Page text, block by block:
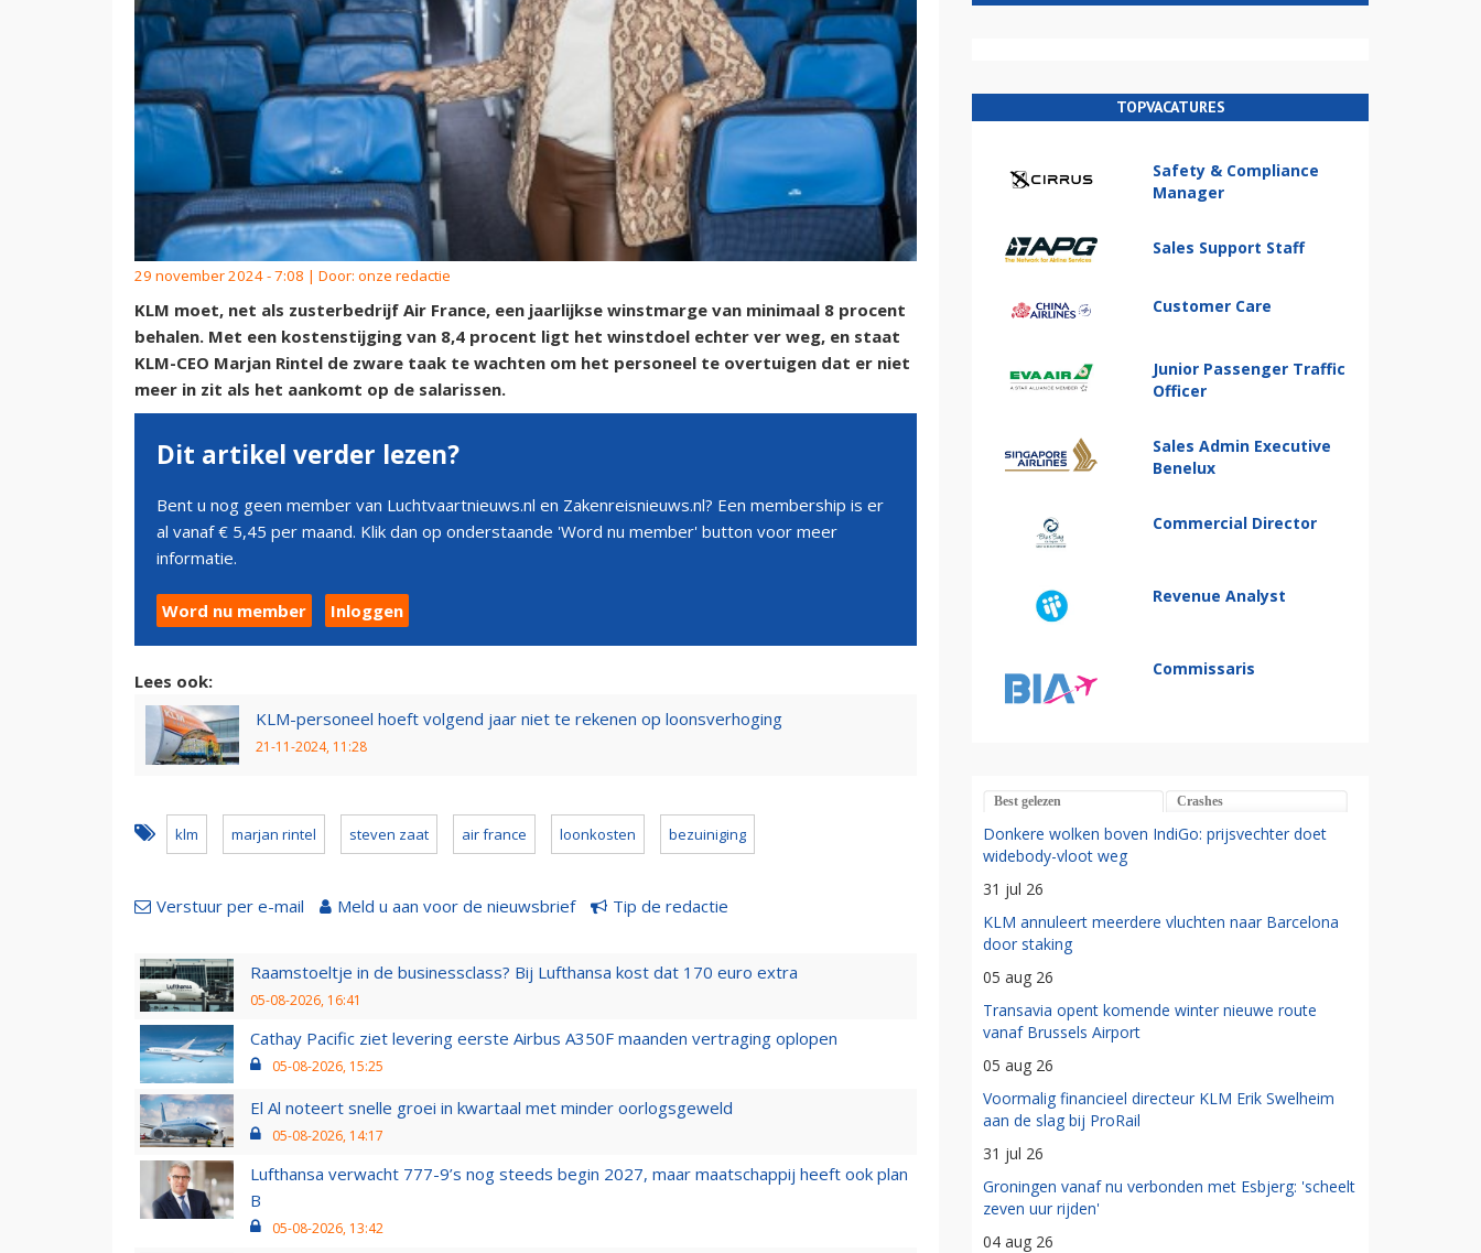
29 november 2024 - 7:08 | Door: onze redactie
KLM moet, net als zusterbedrijf Air France, een jaarlijkse winstmarge van minimaal 8 procent
behalen. Met een kostenstijging van 8,4 procent ligt het winstdoel echter ver weg, en staat
KLM-CEO Marjan Rintel de zware taak te wachten om het personeel te overtuigen dat er niet
meer in zit als het aankomt op de salarissen.
Dit artikel verder lezen?
Bent u nog geen member van Luchtvaartnieuws.nl en Zakenreisnieuws.nl? Een membership is er
al vanaf € 5,45 per maand. Klik dan op onderstaande 'Word nu member' button voor meer
informatie.
Word nu member Inloggen
Lees ook:
KLM-personeel hoeft volgend jaar niet te rekenen op loonsverhoging
21-11-2024, 11:28
klm marjan rintel steven zaat air france loonkosten bezuiniging
Verstuur per e-mail Meld u aan voor de nieuwsbrief Tip de redactie
Raamstoeltje in de businessclass? Bij Lufthansa kost dat 170 euro extra
05-08-2026, 16:41
Cathay Pacific ziet levering eerste Airbus A350F maanden vertraging oplopen
05-08-2026, 15:25
El Al noteert snelle groei in kwartaal met minder oorlogsgeweld
05-08-2026, 14:17
Lufthansa verwacht 777-9’s nog steeds begin 2027, maar maatschappij heeft ook plan
B
05-08-2026, 13:42
TOPVACATURES
Safety & Compliance
Manager
Sales Support Staff
Customer Care
Junior Passenger Traffic
Officer
Sales Admin Executive
Benelux
Commercial Director
Revenue Analyst
Commissaris
Best gelezen Crashes
Donkere wolken boven IndiGo: prijsvechter doet
widebody-vloot weg
31 jul 26
KLM annuleert meerdere vluchten naar Barcelona
door staking
05 aug 26
Transavia opent komende winter nieuwe route
vanaf Brussels Airport
05 aug 26
Voormalig financieel directeur KLM Erik Swelheim
aan de slag bij ProRail
31 jul 26
Groningen vanaf nu verbonden met Esbjerg: 'scheelt
zeven uur rijden'
04 aug 26